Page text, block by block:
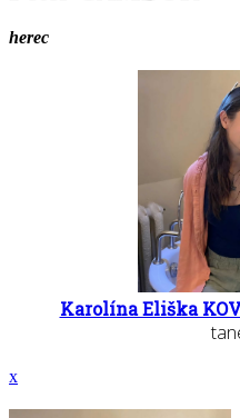
herec
Karolína Eliška
x